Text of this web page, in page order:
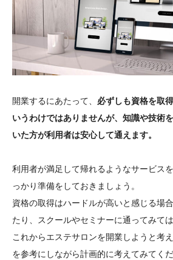
開業するにあたって、 必ずしも資格を取
いうわけではありませんが、知識や技術
いた方が利用者は安心して通えます。
利用者が満足して帰れるようなサービス
っかり準備をしておきましょう。
資格の取得はハードルが高いと感じる場
たり、スクールやセミナーに通ってみて
これからエステサロンを開業しようと考
を参考にしながら計画的に考えてみてくだ